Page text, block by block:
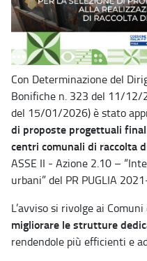
Con Determinazione del
Bonifiche n. 323 del 11/12/
del 15/01/2026) è stato
di proposte progettuali
centri comunali di raccolta
ASSE II - Azione 2.10 –
urbani” del PR PUGLIA
L’avviso si rivolge ai
migliorare le strutture
rendendole più efficienti e